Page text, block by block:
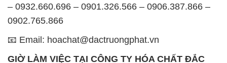
TRƯỜNG PHÁT
được tổ chức như sau: